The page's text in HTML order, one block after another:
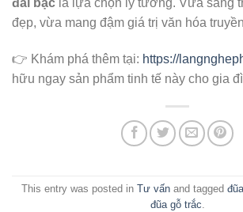
đai bạc là lựa chọn lý tưởng. Vừa sang
đẹp, vừa mang đậm giá trị văn hóa
👉 Khám phá thêm tại: https://
hữu ngay sản phẩm tinh tế này cho gia
This entry was posted in Tư vấn and tagged
đũa gỗ trắc.